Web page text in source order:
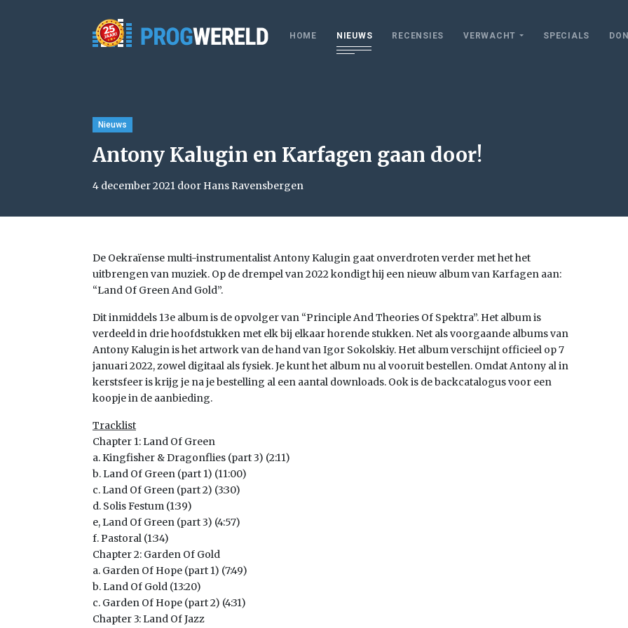
HOME NIEUWS RECENSIES VERWACHT SPECIALS
Nieuws
Antony Kalugin en Karfagen gaan door!
4 december 2021 door Hans Ravensbergen
De Oekraïense multi-instrumentalist Antony Kalugin gaat onverdroten verder met het het
uitbrengen van muziek. Op de drempel van 2022 kondigt hij een nieuw album van Karfagen aan:
“Land Of Green And Gold”.
Dit inmiddels 13e album is de opvolger van “Principle And Theories Of Spektra”. Het album is
verdeeld in drie hoofdstukken met elk bij elkaar horende stukken. Net als voorgaande albums van
Antony Kalugin is het artwork van de hand van Igor Sokolskiy. Het album verschijnt officieel op 7
januari 2022, zowel digitaal als fysiek. Je kunt het album nu al vooruit bestellen. Omdat Antony al in
kerstsfeer is krijg je na je bestelling al een aantal downloads. Ook is de backcatalogus voor een
koopje in de aanbieding.
Tracklist
Chapter 1: Land Of Green
a. Kingfisher & Dragonflies (part 3) (2:11)
b. Land Of Green (part 1) (11:00)
c. Land Of Green (part 2) (3:30)
d. Solis Festum (1:39)
e, Land Of Green (part 3) (4:57)
f. Pastoral (1:34)
Chapter 2: Garden Of Gold
a. Garden Of Hope (part 1) (7:49)
b. Land Of Gold (13:20)
c. Garden Of Hope (part 2) (4:31)
Chapter 3: Land Of Jazz